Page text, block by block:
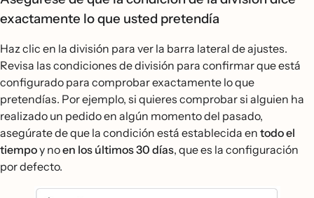
exactamente lo que usted pretendía
Haz clic en la división para ver la barra lateral de ajustes.
Revisa las condiciones de división para confirmar que está
configurado para comprobar exactamente lo que
pretendías. Por ejemplo, si quieres comprobar si alguien ha
realizado un pedido en algún momento del pasado,
asegúrate de que la condición está establecida en todo el
tiempoy noen los últimos 30 días, que es la configuración
por defecto.